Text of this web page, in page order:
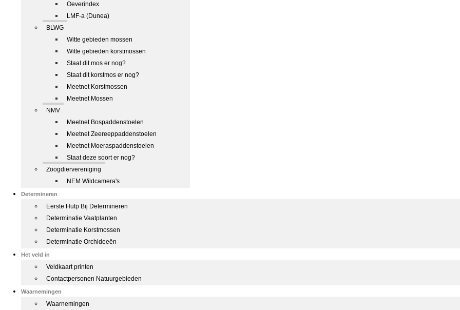
Oeverindex
LMF-a (Dunea)
BLWG
Witte gebieden mossen
Witte gebieden korstmossen
Staat dit mos er nog?
Staat dit korstmos er nog?
Meetnet Korstmossen
Meetnet Mossen
NMV
Meetnet Bospaddenstoelen
Meetnet Zeereeppaddenstoelen
Meetnet Moeraspaddenstoelen
Staat deze soort er nog?
Zoogdiervereniging
NEM Wildcamera's
Determineren
Eerste Hulp Bij Determineren
Determinatie Vaatplanten
Determinatie Korstmossen
Determinatie Orchideeën
Het veld in
Veldkaart printen
Contactpersonen Natuurgebieden
Waarnemingen
Waarnemingen